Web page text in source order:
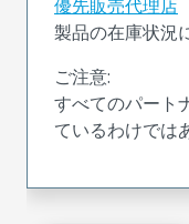
優先販売代理店
製品の在庫状況
ご注意:
すべてのパート
ているわけでは